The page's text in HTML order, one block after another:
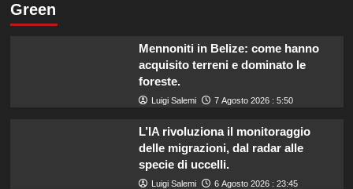
Green
Mennoniti in Belize: come hanno
acquisito terreni e dominato le
foreste.
Luigi Salemi 7 Agosto 2026 : 5:50
L’IA rivoluziona il monitoraggio
delle migrazioni, dal radar alle
specie di uccelli.
Luigi Salemi 6 Agosto 2026 : 23:45